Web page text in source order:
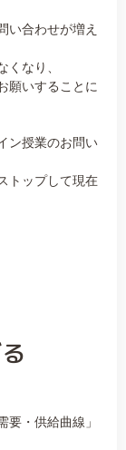
い合わせが増え
なり、
願いすることに
ン授業のお問い
トップして現在
・供給曲線」